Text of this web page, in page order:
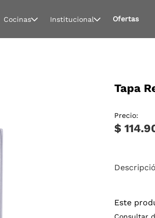
Cocinas Institucional Ofertas
Tapa
Precio:
$
Este